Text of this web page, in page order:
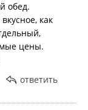
обед.
как
цены.
ответить